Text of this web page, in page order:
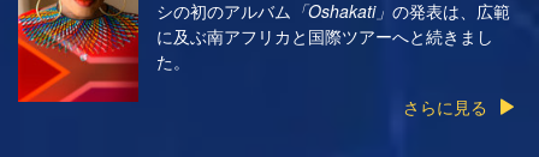
シの初のアルバム 「Oshakati」 の発表は、広範
に及ぶ南アフリカと国際ツアーへと続きまし
た。
さらに見る